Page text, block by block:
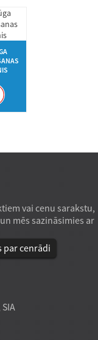
vai cenu sarakstu,
mēs sazināsimies ar
par cenrādi